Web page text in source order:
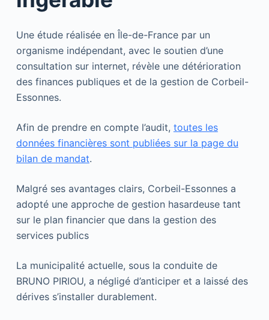
Une étude réalisée en Île-de-France par un
organisme indépendant, avec le soutien d’une
consultation sur internet, révèle une détérioration
des finances publiques et de la gestion de Corbeil-
Essonnes.
Afin de prendre en compte l’audit, toutes les
données financières sont publiées sur la page du
bilan de mandat.
Malgré ses avantages clairs, Corbeil-Essonnes a
adopté une approche de gestion hasardeuse tant
sur le plan financier que dans la gestion des
services publics
La municipalité actuelle, sous la conduite de
BRUNO PIRIOU, a négligé d’anticiper et a laissé des
dérives s’installer durablement.